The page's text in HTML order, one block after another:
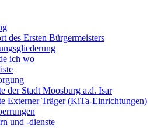
des Ersten Bürgermeisters
ich wo
der Stadt Moosburg a.d. Isar
Externer Träger (KiTa-Einrichtungen)
und -dienste